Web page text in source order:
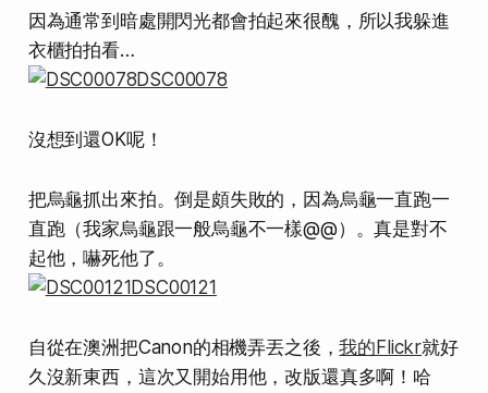
因為通常到暗處開閃光都會拍起來很醜，所以我躲進
衣櫃拍拍看…
沒想到還OK呢！
把烏龜抓出來拍。倒是頗失敗的，因為烏龜一直跑一
直跑（我家烏龜跟一般烏龜不一樣@@）。真是對不
起他，嚇死他了。
自從在澳洲把Canon的相機弄丟之後，我的Flickr就好
久沒新東西，這次又開始用他，改版還真多啊！哈